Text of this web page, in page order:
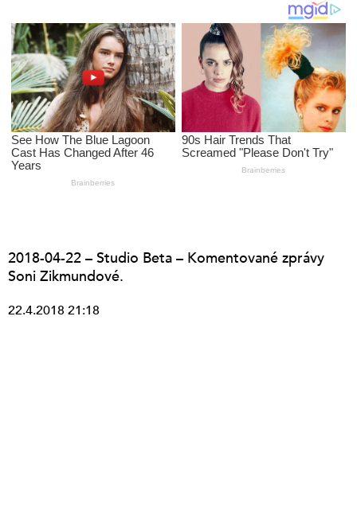
2018-04-22 – Studio Beta – Komentované zprávy
Soni Zikmundové.
22.4.2018 21:18